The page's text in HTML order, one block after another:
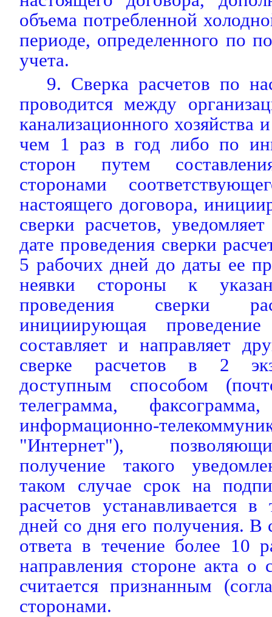
объема потребленной
периоде, определенного по
учета.
9. Сверка расчетов по
проводится между
канализационного хозяйства
чем 1 раз в год либо по
сторон путем
сторонами
настоящего договора,
сверки расчетов,
дате проведения сверки
5 рабочих дней до даты ее
неявки стороны к
проведения сверки
инициирующая проведение
составляет и направляет
сверке расчетов в 2
доступным способом
телеграмма,
информационно-
"Интернет"),
получение такого
таком случае срок на
расчетов устанавливается
дней со дня его получения. В
ответа в течение более 10
направления стороне акта о
считается признанным
сторонами.